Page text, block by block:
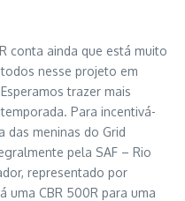
conta ainda que está muito
nesse projeto em
trazer mais
Para incentivá-
das meninas do Grid
pela SAF – Rio
representado por
uma CBR 500R para uma